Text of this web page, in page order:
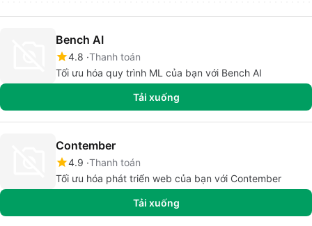
Bench AI
4.8 Thanh toán
Tối ưu hóa quy trình ML của bạn với Bench AI
Tải xuống
Contember
4.9 Thanh toán
Tối ưu hóa phát triển web của bạn với Contember
Tải xuống